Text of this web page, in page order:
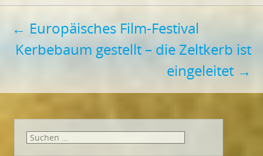
Beitragsnavigation
← Europäisches Film-Festival
Kerbebaum gestellt – die Zeltkerb ist
eingeleitet →
Suchen